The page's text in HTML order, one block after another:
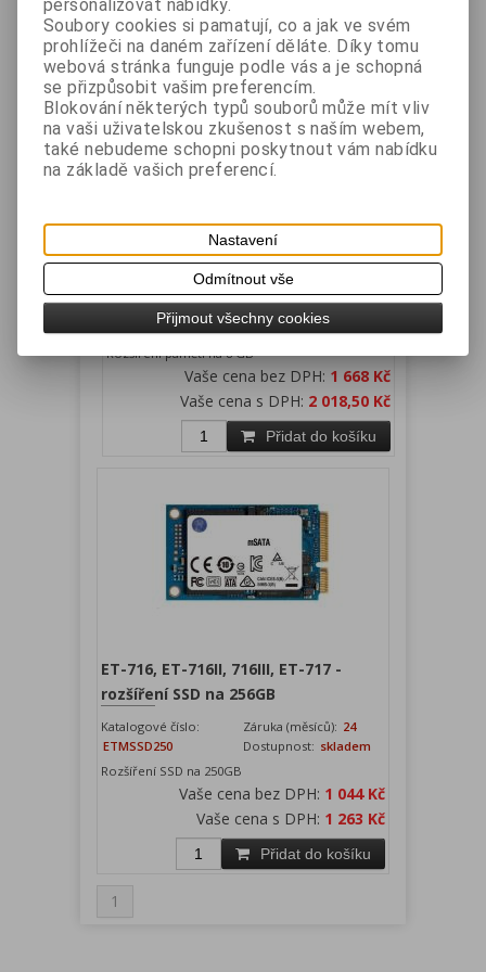
Přidat do košíku
ET-715, ET-716, ET-755, ET-717 -
rozšíření RAM na 8GB
Katalogové číslo:
ET3RAM8
Záruka (měsíců):24
Dostupnost:skladem
Rozšíření paměti na 8 GB
Vaše cena bez DPH: 1 668 Kč
Vaše cena s DPH: 2 018,50 Kč
Přidat do košíku
ET-716, ET-716II, 716III, ET-717 -
rozšíření SSD na 256GB
Katalogové číslo:
ETMSSD250
Záruka (měsíců): 24
Dostupnost: skladem
Rozšíření SSD na 250GB
Vaše cena bez DPH: 1 044 Kč
Vaše cena s DPH: 1 263 Kč
Přidat do košíku
1
personalizovat nabídky.
Soubory cookies si pamatují, co a jak ve svém
prohlížeči na daném zařízení děláte. Díky tomu
webová stránka funguje podle vás a je schopná
se přizpůsobit vašim preferencím.
Blokování některých typů souborů může mít vliv
na vaši uživatelskou zkušenost s naším webem,
také nebudeme schopni poskytnout vám nabídku
na základě vašich preferencí.
Nastavení
Odmítnout vše
Přijmout všechny cookies